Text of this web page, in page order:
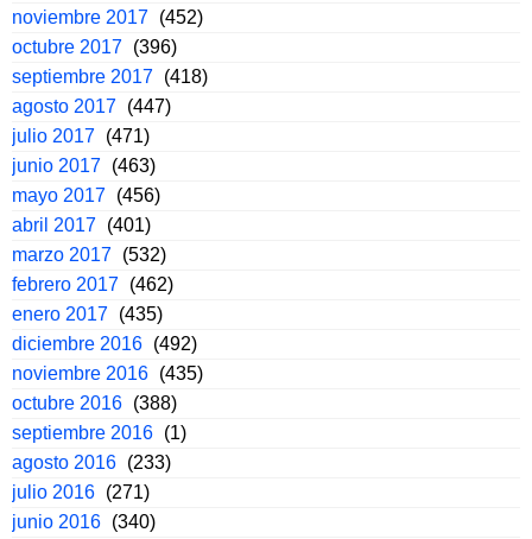
noviembre 2017 (452)
octubre 2017 (396)
septiembre 2017 (418)
agosto 2017 (447)
julio 2017 (471)
junio 2017 (463)
mayo 2017 (456)
abril 2017 (401)
marzo 2017 (532)
febrero 2017 (462)
enero 2017 (435)
diciembre 2016 (492)
noviembre 2016 (435)
octubre 2016 (388)
septiembre 2016 (1)
agosto 2016 (233)
julio 2016 (271)
junio 2016 (340)